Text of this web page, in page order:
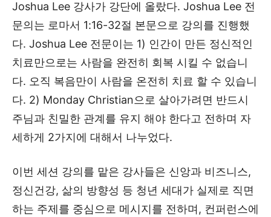
Joshua Lee 강사가 강단에 올랐다. Joshua Lee 전
문의는 로마서 1:16-32절 본문으로 강의를 진행했
다. Joshua Lee 전문이는 1) 인간이 만든 정신적인
치료만으로는 사람을 완전히 회복 시킬 수 없습니
다. 오직 복음만이 사람을 온전히 치료 할 수 있습니
다. 2) Monday Christian으로 살아가려면 반드시
주님과 친밀한 관계를 유지 해야 한다고 전하며 자
세하게 2가지에 대해서 나누었다.
이번 세션 강의를 맡은 강사들은 신앙과 비즈니스,
정신건강, 삶의 방향성 등 청년 세대가 실제로 직면
하는 주제를 중심으로 메시지를 전하며, 컨퍼런스에